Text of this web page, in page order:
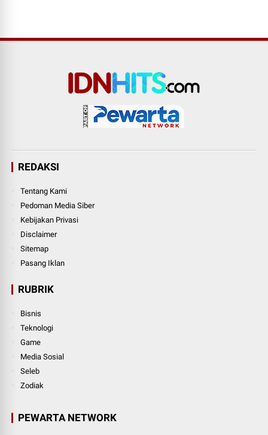
REDAKSI
Tentang Kami
Pedoman Media Siber
Kebijakan Privasi
Disclaimer
Sitemap
Pasang Iklan
RUBRIK
Bisnis
Teknologi
Game
Media Sosial
Seleb
Zodiak
PEWARTA NETWORK